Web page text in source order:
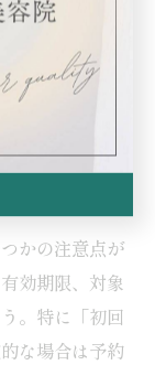
以上の仕上が
た」という利
予約の重要な
利用の注意点
かの注意点が
効期限、対象
。特に「初回
な場合は予約